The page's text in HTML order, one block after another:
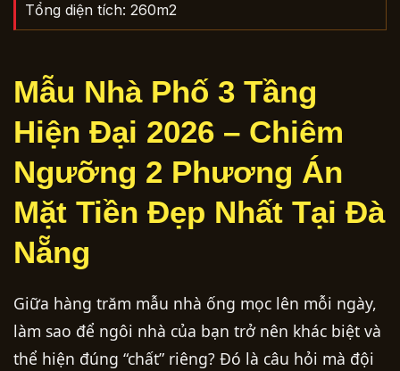
Tổng diện tích: 260m2
Mẫu Nhà Phố 3 Tầng
Hiện Đại 2026 – Chiêm
Ngưỡng 2 Phương Án
Mặt Tiền Đẹp Nhất Tại Đà
Nẵng
Giữa hàng trăm mẫu nhà ống mọc lên mỗi ngày,
làm sao để ngôi nhà của bạn trở nên khác biệt và
thể hiện đúng “chất” riêng? Đó là câu hỏi mà đội